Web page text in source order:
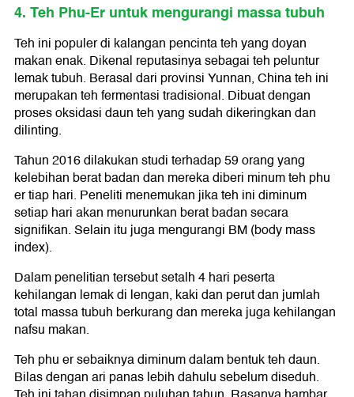
4. Teh Phu-Er untuk mengurangi massa tubuh
Teh ini populer di kalangan pencinta teh yang doyan
makan enak. Dikenal reputasinya sebagai teh peluntur
lemak tubuh. Berasal dari provinsi Yunnan, China teh ini
merupakan teh fermentasi tradisional. Dibuat dengan
proses oksidasi daun teh yang sudah dikeringkan dan
dilinting.
Tahun 2016 dilakukan studi terhadap 59 orang yang
kelebihan berat badan dan mereka diberi minum teh phu
er tiap hari. Peneliti menemukan jika teh ini diminum
setiap hari akan menurunkan berat badan secara
signifikan. Selain itu juga mengurangi BM (body mass
index).
Dalam penelitian tersebut setalh 4 hari peserta
kehilangan lemak di lengan, kaki dan perut dan jumlah
total massa tubuh berkurang dan mereka juga kehilangan
nafsu makan.
Teh phu er sebaiknya diminum dalam bentuk teh daun.
Bilas dengan ari panas lebih dahulu sebelum diseduh.